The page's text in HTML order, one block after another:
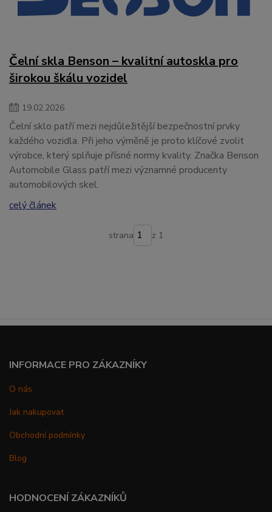
Čelní skla Benson – kvalitní autoskla pro
širokou škálu vozidel
19.02.2026
Čelní sklo patří mezi nejdůležitější bezpečnostní prvky
každého vozidla. Při jeho výměně je proto klíčové zvolit
výrobce, který splňuje přísné normy kvality. Značka Benson
Automobile Glass patří mezi významné producenty
automobilových skel.
celý článek
strana z 1
INFORMACE PRO ZÁKAZNÍKY
O nás
Jak nakupovat
Obchodní podmínky
Blog
HODNOCENÍ ZÁKAZNÍKŮ